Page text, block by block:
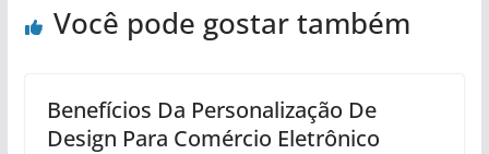
Você pode gostar também
Benefícios Da Personalização De
Design Para Comércio Eletrônico